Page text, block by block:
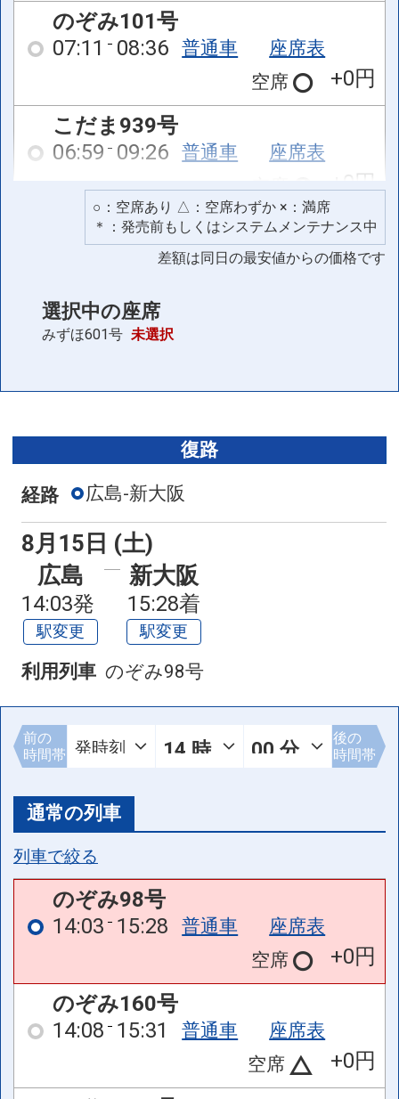
のぞみ101号
07:11
08:36 普通車
座席表
空席
+0円
こだま939号
06:59 09:26 普通車
座席表
空席
+0円
こだま941号
10:09 普通車
座席表
こだま945号
空席
+0円
こだま947号
10:37 13:07 普通車
座席表
こだま949号
11:37
14:07 普通車
列車をさらに見る
○：空席あり △：空席わずか ×：満席
＊：発売前もしくはシステムメンテナンス中
差額は同日の最安値からの価格です
選択中の座席
みずほ601号 未選択
復路
経路 広島-新大阪
8月15日 (土)
広島
14:03発
駅変更
新大阪
15:28着
駅変更
利用列車 のぞみ98号
前の
時間帯
後の
時間帯
通常の列車
列車で絞る
のぞみ98号
14:03 15:28 普通車
座席表
空席
+0円
のぞみ160号
14:08 15:31 普通車
座席表
空席
+0円